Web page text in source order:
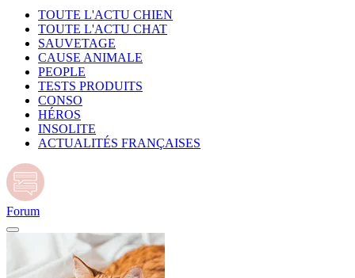
TOUTE L'ACTU CHIEN
TOUTE L'ACTU CHAT
SAUVETAGE
CAUSE ANIMALE
PEOPLE
TESTS PRODUITS
CONSO
HÉROS
INSOLITE
ACTUALITÉS FRANÇAISES
Forum